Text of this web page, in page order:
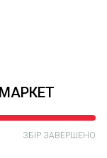
МАРКЕТ
ЗБІР ЗАВЕРШЕНО